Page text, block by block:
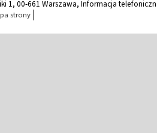
1, 00-661 Warszawa, Informacja
strony